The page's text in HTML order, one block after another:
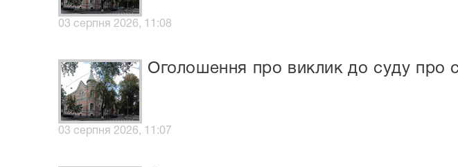
03 серпня 2026, 11:08
Оголошення про виклик до суду про
03 серпня 2026, 11:07